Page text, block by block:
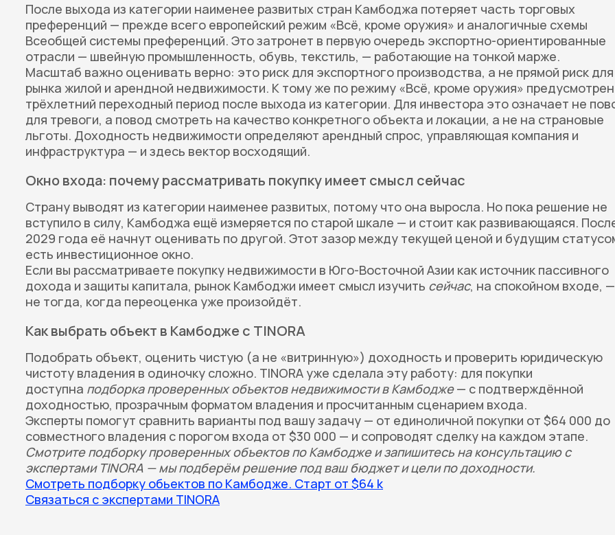
После выхода из категории наименее развитых стран Камбоджа потеряет часть торговых
преференций — прежде всего европейский режим «Всё, кроме оружия» и аналогичные схемы
Всеобщей системы преференций. Это затронет в первую очередь экспортно-ориентированные
отрасли — швейную промышленность, обувь, текстиль, — работающие на тонкой марже.
Масштаб важно оценивать верно: это риск для экспортного производства, а не прямой риск для
рынка жилой и арендной недвижимости. К тому же по режиму «Всё, кроме оружия» предусмотрен
трёхлетний переходный период после выхода из категории. Для инвестора это означает не
для тревоги, а повод смотреть на качество конкретного объекта и локации, а не на страновые
льготы. Доходность недвижимости определяют арендный спрос, управляющая компания и
инфраструктура — и здесь вектор восходящий.
Окно входа: почему рассматривать покупку имеет смысл сейчас
Страну выводят из категории наименее развитых, потому что она выросла. Но пока решение не
вступило в силу, Камбоджа ещё измеряется по старой шкале — и стоит как развивающаяся.
2029 года её начнут оценивать по другой. Этот зазор между текущей ценой и будущим
есть инвестиционное окно.
Если вы рассматриваете покупку недвижимости в Юго-Восточной Азии как источник пассивного
дохода и защиты капитала, рынок Камбоджи имеет смысл изучить сейчас, на спокойном входе,
не тогда, когда переоценка уже произойдёт.
Как выбрать объект в Камбодже с TINORA
Подобрать объект, оценить чистую (а не «витринную») доходность и проверить юридическую
чистоту владения в одиночку сложно. TINORA уже сделала эту работу: для покупки
доступна подборка проверенных объектов недвижимости в Камбодже— с подтверждённой
доходностью, прозрачным форматом владения и просчитанным сценарием входа.
Эксперты помогут сравнить варианты под вашу задачу — от единоличной покупки от $64 000 до
совместного владения с порогом входа от $30 000 — и сопроводят сделку на каждом этапе.
Смотрите подборку проверенных объектов по Камбодже и запишитесь на консультацию с
экспертами TINORA — мы подберём решение под ваш бюджет и цели по доходности.
Смотреть подборку обьектов по Камбодже. Старт от $64 k
Связаться с экспертами TINORA